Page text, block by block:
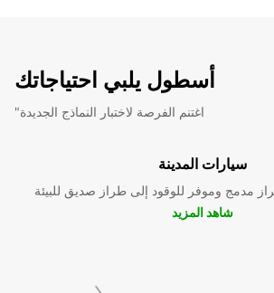
أسطول يلبي احتياجاتك
"اغتنم الفرصة لاختبار النماذج الجديدة
سيارات المدينة
مدمج وموفر للوقود إلى طراز صديق للبيئة
شاهد المزيد